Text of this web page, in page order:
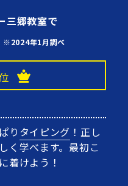
三郷教室で
※2024年1月調べ
り タイピング ！正し
く学べます。最初こ
着けよう！